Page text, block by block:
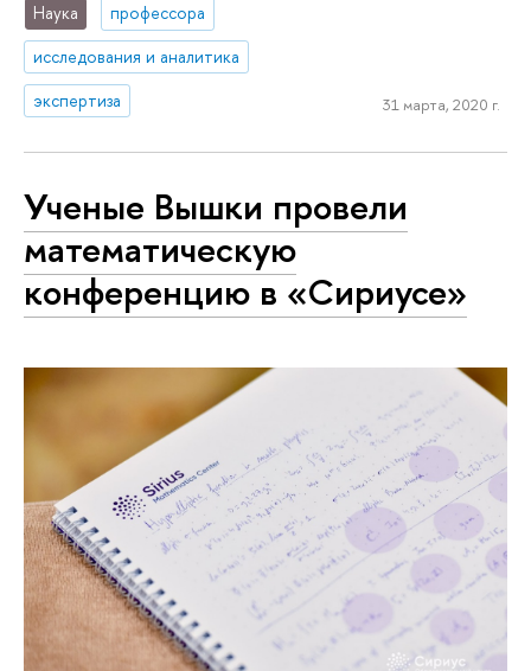
Наука
профессора
исследования и аналитика
экспертиза
31 марта, 2020 г.
Ученые Вышки провели
математическую
конференцию в «Сириусе»